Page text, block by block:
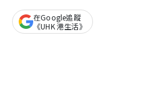
在Google追蹤
《UHK 港生活》